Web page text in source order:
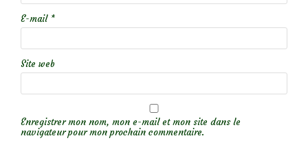
E-mail *
Site web
Enregistrer mon nom, mon e-mail et mon site dans le
navigateur pour mon prochain commentaire.